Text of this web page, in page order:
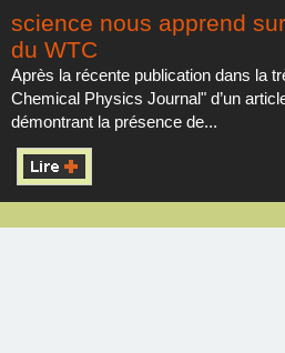
science nous apprend
du WTC
Après la récente publication dans la
Chemical Physics Journal" d’un
démontrant la présence de...